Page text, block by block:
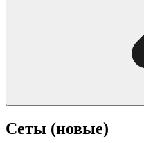
Сеты (новые)